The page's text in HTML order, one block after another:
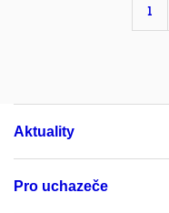
1
Aktuality
Pro uchazeče